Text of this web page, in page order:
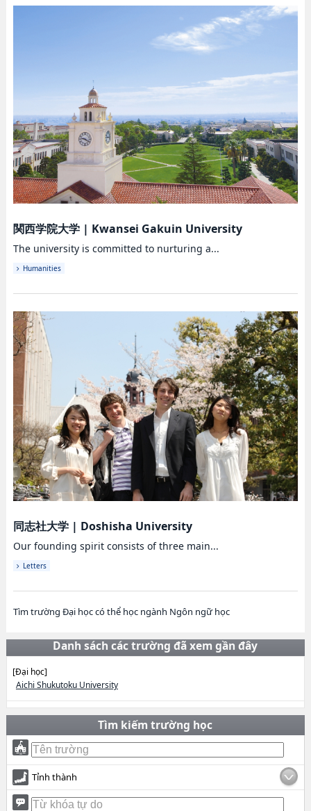
関西学院大学| Kwansei Gakuin University
The university is committed to nurturing a...
Humanities
同志社大学| Doshisha University
Our founding spirit consists of three main...
Letters
Tìm trường Đại học có thể học ngành Ngôn ngữ học
Danh sách các trường đã xem gần đây
[Đại học]
Aichi Shukutoku University
Tìm kiếm trường học
Tỉnh thành